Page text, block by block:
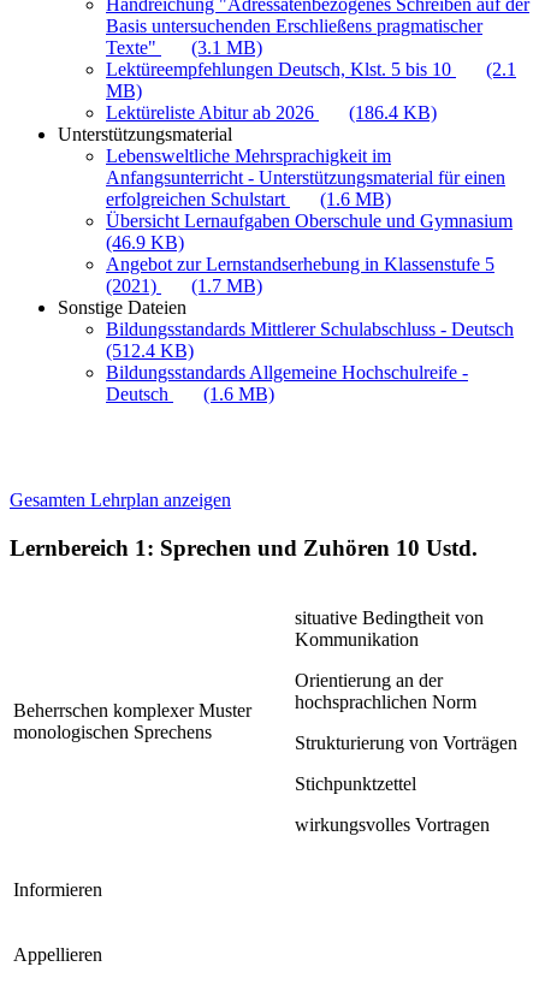
Handreichung "Adressatenbezogenes Schreiben auf der
Basis untersuchenden Erschließens pragmatischer
Texte"
(3.1 MB)
Lektüreempfehlungen Deutsch, Klst. 5 bis 10
(2.1
MB)
Lektüreliste Abitur ab 2026
(186.4 KB)
Unterstützungsmaterial
Lebensweltliche Mehrsprachigkeit im
Anfangsunterricht - Unterstützungsmaterial für einen
erfolgreichen Schulstart
(1.6 MB)
Übersicht Lernaufgaben Oberschule und Gymnasium
(46.9 KB)
Angebot zur Lernstandserhebung in Klassenstufe 5
(2021)
(1.7 MB)
Sonstige Dateien
Bildungsstandards Mittlerer Schulabschluss - Deutsch
(512.4 KB)
Bildungsstandards Allgemeine Hochschulreife -
Deutsch
(1.6 MB)
Gesamten Lehrplan anzeigen
Lernbereich 1: Sprechen und Zuhören 10 Ustd.
Beherrschen komplexer Muster
monologischen Sprechens
situative Bedingtheit von
Kommunikation
Orientierung an der
hochsprachlichen Norm
Strukturierung von Vorträgen
Stichpunktzettel
wirkungsvolles Vortragen
Informieren
Appellieren